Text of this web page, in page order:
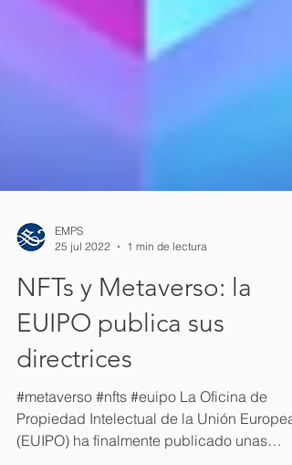
25 jul 2022
1 min de lectura
NFTs y Metaverso: la
EUIPO publica sus
directrices
#metaverso #nfts #euipo La Oficina de
Propiedad Intelectual de la Unión Europea